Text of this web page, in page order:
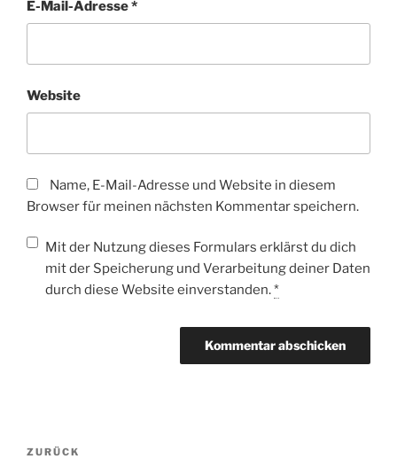
E-Mail-Adresse*
Website
Name, E-Mail-Adresse und Website in diesem
Browser für meinen nächsten Kommentar speichern.
Mit der Nutzung dieses Formulars erklärst du dich
mit der Speicherung und Verarbeitung deiner Daten
durch diese Website einverstanden.*
Beitragsnavigation
Vorheriger
ZURÜCK